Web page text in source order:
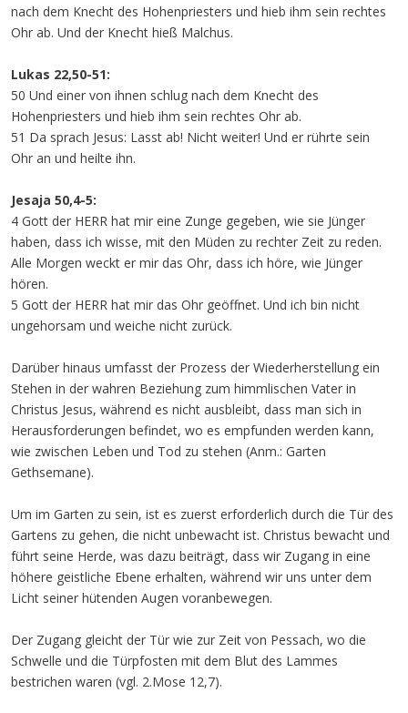
nach dem Knecht des Hohenpriesters und hieb ihm sein rechtes
Ohr ab. Und der Knecht hieß Malchus.
Lukas 22,50-51:
50 Und einer von ihnen schlug nach dem Knecht des
Hohenpriesters und hieb ihm sein rechtes Ohr ab.
51 Da sprach Jesus: Lasst ab! Nicht weiter! Und er rührte sein
Ohr an und heilte ihn.
Jesaja 50,4-5:
4 Gott der HERR hat mir eine Zunge gegeben, wie sie Jünger
haben, dass ich wisse, mit den Müden zu rechter Zeit zu reden.
Alle Morgen weckt er mir das Ohr, dass ich höre, wie Jünger
hören.
5 Gott der HERR hat mir das Ohr geöffnet. Und ich bin nicht
ungehorsam und weiche nicht zurück.
Darüber hinaus umfasst der Prozess der Wiederherstellung ein
Stehen in der wahren Beziehung zum himmlischen Vater in
Christus Jesus, während es nicht ausbleibt, dass man sich in
Herausforderungen befindet, wo es empfunden werden kann,
wie zwischen Leben und Tod zu stehen (Anm.: Garten
Gethsemane).
Um im Garten zu sein, ist es zuerst erforderlich durch die Tür des
Gartens zu gehen, die nicht unbewacht ist. Christus bewacht und
führt seine Herde, was dazu beiträgt, dass wir Zugang in eine
höhere geistliche Ebene erhalten, während wir uns unter dem
Licht seiner hütenden Augen voranbewegen.
Der Zugang gleicht der Tür wie zur Zeit von Pessach, wo die
Schwelle und die Türpfosten mit dem Blut des Lammes
bestrichen waren (vgl. 2.Mose 12,7).